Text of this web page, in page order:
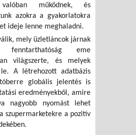
működnek, és
azokra a gyakorlatokra
ideje lenne meghaladni.
mely üzletláncok járnak
eme
világszerte, és melyek
A létrehozott adatbázis
globális jelentés is
eredményekből, amire
nagyobb nyomást lehet
szupermarketekre a pozitív